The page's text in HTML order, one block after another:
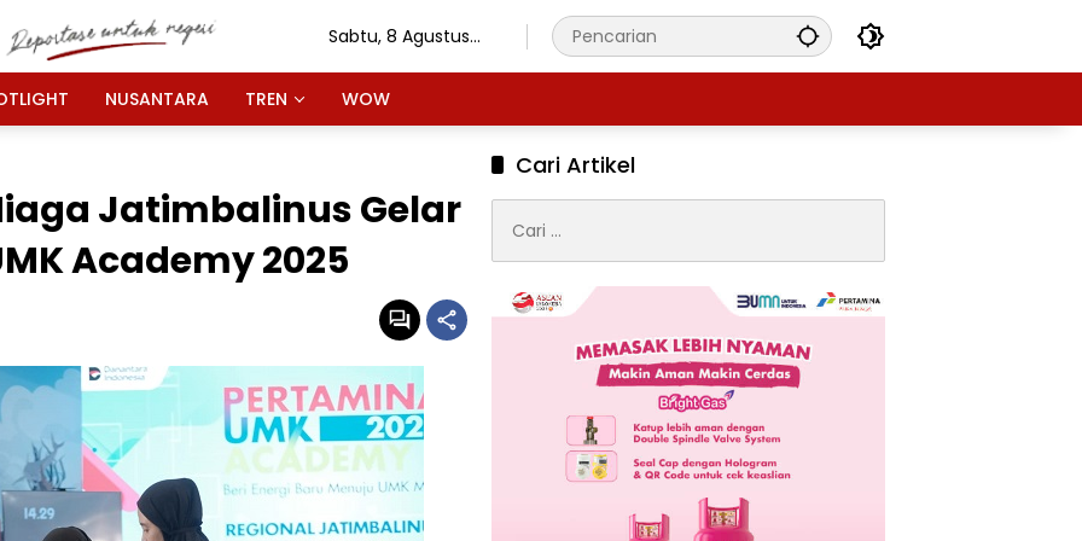
Sabtu, 8 Agustus
NUSANTARA TREN WOW
Jatimbalinus Gelar
Academy 2025
Cari Artikel
untuk: